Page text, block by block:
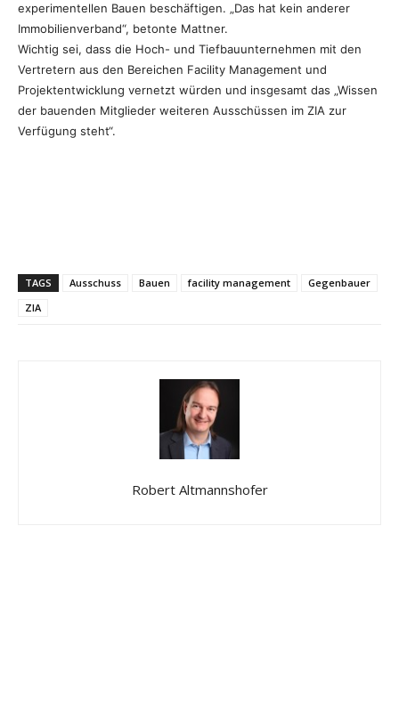
experimentellen Bauen beschäftigen. „Das hat kein anderer
Immobilienverband“, betonte Mattner.
Wichtig sei, dass die Hoch- und Tiefbauunternehmen mit den
Vertretern aus den Bereichen Facility Management und
Projektentwicklung vernetzt würden und insgesamt das „Wissen
der bauenden Mitglieder weiteren Ausschüssen im ZIA zur
Verfügung steht“.
TAGS Ausschuss Bauen facility management
Gegenbauer
ZIA
Robert Altmannshofer